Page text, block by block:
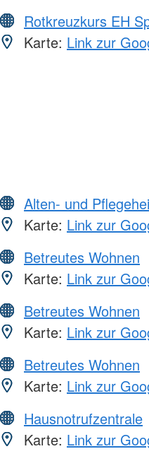
Rotkreuzkurs EH
Karte: Link zur
Alten- und
Karte: Link zur
Betreutes Wohnen
Karte: Link zur
Betreutes Wohnen
Karte: Link zur
Betreutes Wohnen
Karte: Link zur
Hausnotrufzentrale
Karte: Link zur